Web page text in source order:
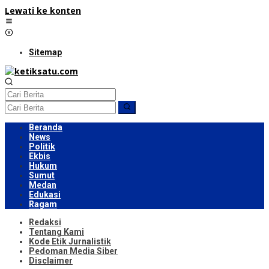
Lewati ke konten
Sitemap
Beranda
News
Politik
Ekbis
Hukum
Sumut
Medan
Edukasi
Ragam
Redaksi
Tentang Kami
Kode Etik Jurnalistik
Pedoman Media Siber
Disclaimer